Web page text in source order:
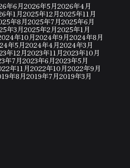
年6月2026年5月2026年4月
年1月2025年12月2025年11月
年8月2025年7月2025年6月
年3月2025年2月2025年1月
年10月2024年9月2024年8月
年5月2024年4月2024年3月
年12月2023年11月2023年10月
年7月2023年6月2023年5月
年11月2022年10月2022年9月
年8月2019年7月2019年3月